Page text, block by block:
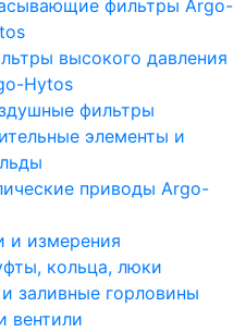
фильтры Argo-
высокого давления
Hytos
фильтры
элементы и
приводы Argo-
и измерения
кольца, люки
заливные горловины
вентили